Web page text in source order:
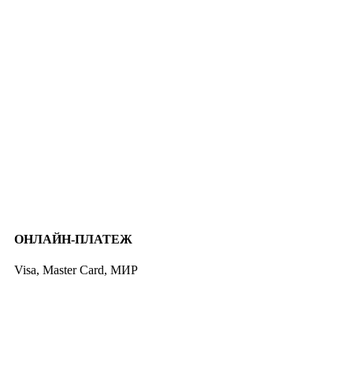
ОНЛАЙН-ПЛАТЕЖ
Visa, Master Card, МИР